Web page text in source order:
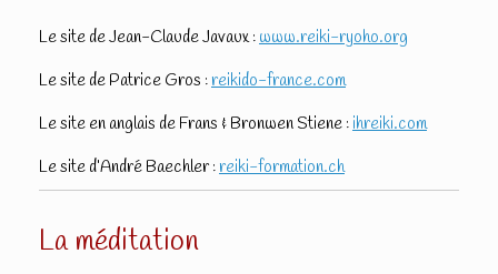
Le site de Jean-Claude Javaux :www.reiki-ryoho.org
Le site de Patrice Gros :reikido-france.com
Le site en anglais de Frans & Bronwen Stiene :ihreiki.com
Le site d’André Baechler :reiki-formation.ch
La méditation